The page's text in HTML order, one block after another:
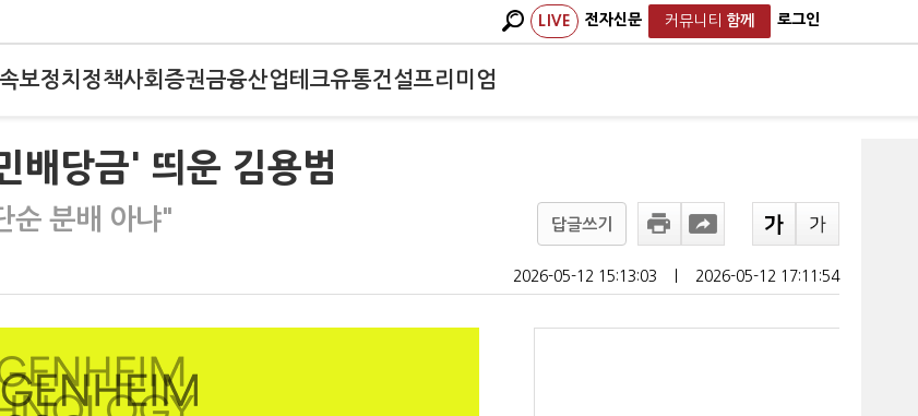
LIVE 전자신문 커뮤니티 함께 로그인
속보정치 정책사회 증권금융산업테크유통건설프리미엄
배당금' 띄운 김용범
순 분배 아냐" 답글쓰기
2026-05-12 15:13:03 2026-05-12 17:11:54